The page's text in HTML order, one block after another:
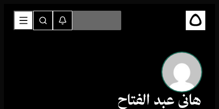
هاني عبد الفتاح